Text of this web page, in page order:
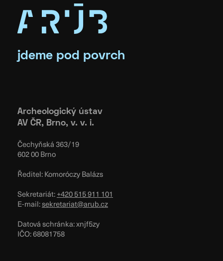
jdeme pod povrch
Archeologický ústav
AV ČR, Brno, v. v. i.
Čechyňská 363/19
602 00 Brno
Ředitel: Komoróczy Balázs
Sekretariát:+420 515 911 101
E-mail:sekretariat@arub.cz
Datová schránka: xnjf5zy
IČO: 68081758